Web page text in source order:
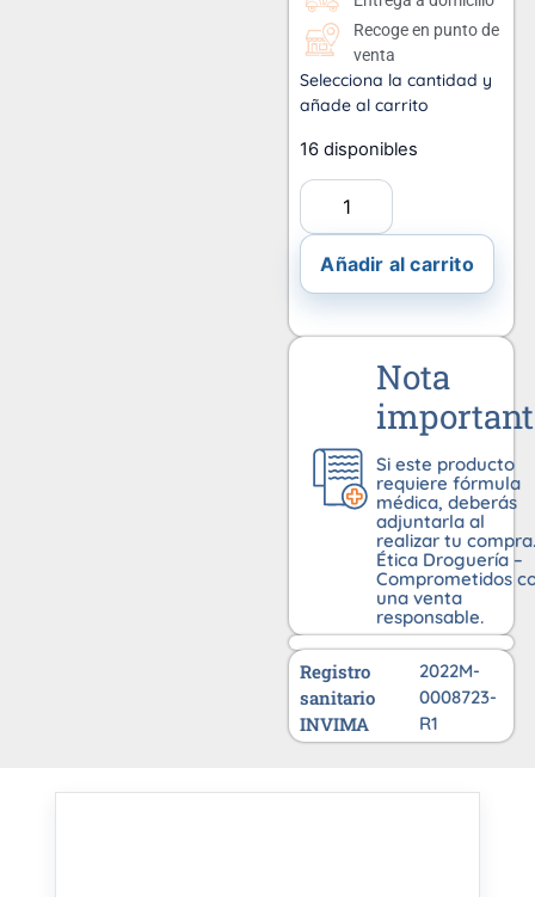
Recoge en punto de
venta
Selecciona la cantidad y
añade al carrito
16 disponibles
Añadir al carrito
Nota
Si este producto
requiere fórmula
médica, deberás
adjuntarla al
realizar tu compra.
Ética Droguería –
Comprometidos
una venta
responsable.
Registro
sanitario
INVIMA
2022M-
0008723-
R1